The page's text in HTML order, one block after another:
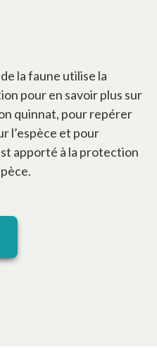
la faune utilise la
pour en savoir plus sur
quinnat, pour repérer
l’espèce et pour
apporté à la protection